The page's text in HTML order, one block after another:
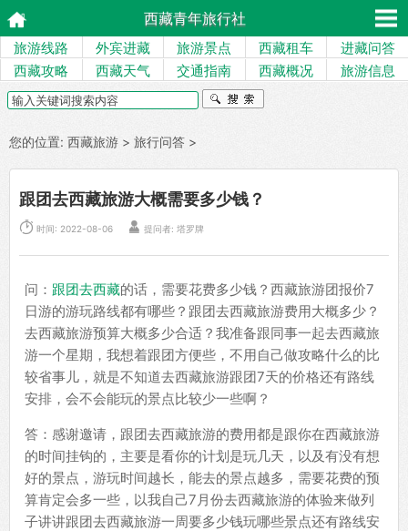
西藏青年旅行社
旅游线路 外宾进藏 旅游景点 西藏租车
进藏问答
西藏攻略
西藏天气 交通指南 西藏概况 旅游信息
您的位置: 西藏旅游 > 旅行问答 >
跟团去西藏旅游大概需要多少钱？
 时间: 2022-08-06  提问者: 塔罗牌
问： 跟团去西藏的话，需要花费多少钱？西藏旅游团报价7
日游的游玩路线都有哪些？跟团去西藏旅游费用大概多少？
去西藏旅游预算大概多少合适？我准备跟同事一起去西藏旅
游一个星期，我想着跟团方便些，不用自己做攻略什么的比
较省事儿，就是不知道去西藏旅游跟团7天的价格还有路线
安排，会不会能玩的景点比较少一些啊？
答：感谢邀请，跟团去西藏旅游的费用都是跟你在西藏旅游
的时间挂钩的，主要是看你的计划是玩几天，以及有没有想
好的景点，游玩时间越长，能去的景点越多，需要花费的预
算肯定会多一些，以我自己7月份去西藏旅游的体验来做列
子讲讲跟团去西藏旅游一周要多少钱玩哪些景点还有路线安